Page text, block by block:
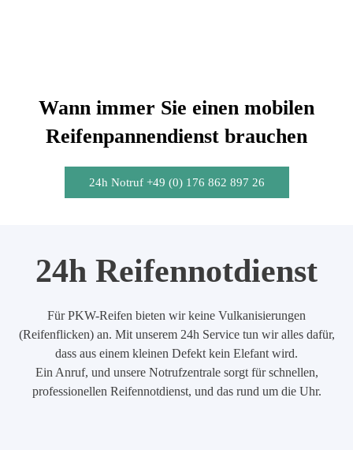
Wann immer Sie einen mobilen
Reifenpannendienst brauchen
24h Notruf +49 (0) 176 862 897 26
24h Reifennotdienst
Für PKW-Reifen bieten wir keine Vulkanisierungen
(Reifenflicken) an. Mit unserem 24h Service tun wir alles dafür,
dass aus einem kleinen Defekt kein Elefant wird.
Ein Anruf, und unsere Notrufzentrale sorgt für schnellen,
professionellen Reifennotdienst, und das rund um die Uhr.